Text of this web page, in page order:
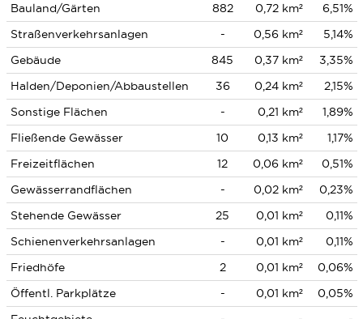
Bauland/Gärten 882 0,72 km²
6,51%
Straßenverkehrsanlagen
- 0,56 km²
5,14%
Gebäude
845 0,37 km²
3,35%
Halden/Deponien/Abbaustellen
36 0,24 km²
2,15%
Sonstige Flächen
- 0,21 km²
1,89%
Fließende Gewässer
10 0,13 km²
1,17%
Freizeitflächen
12 0,06 km²
0,51%
Gewässerrandflächen
- 0,02 km²
0,23%
Stehende Gewässer
25 0,01 km²
0,11%
Schienenverkehrsanlagen
- 0,01 km²
0,11%
Friedhöfe
2 0,01 km²
0,06%
Öffentl. Parkplätze
- 0,01 km²
0,05%